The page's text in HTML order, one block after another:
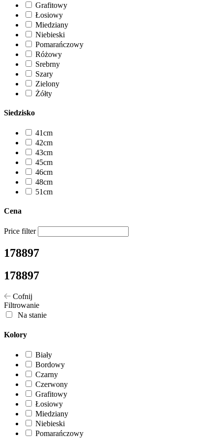
Grafitowy
Łosiowy
Miedziany
Niebieski
Pomarańczowy
Różowy
Srebrny
Szary
Zielony
Żółty
Siedzisko
41cm
42cm
43cm
45cm
46cm
48cm
51cm
Cena
Price filter
178897
178897
Cofnij
Filtrowanie
Na stanie
Kolory
Biały
Bordowy
Czarny
Czerwony
Grafitowy
Łosiowy
Miedziany
Niebieski
Pomarańczowy